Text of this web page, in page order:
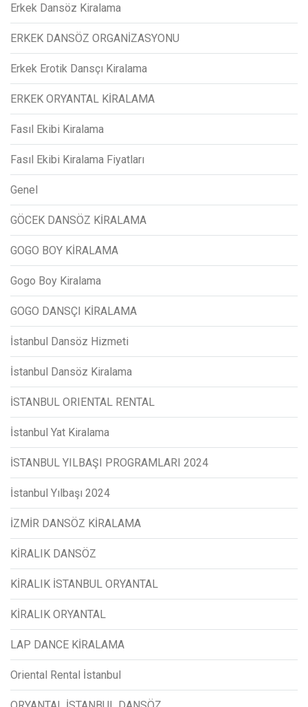
Erkek Dansöz Kiralama
ERKEK DANSÖZ ORGANİZASYONU
Erkek Erotik Dansçı Kiralama
ERKEK ORYANTAL KİRALAMA
Fasıl Ekibi Kiralama
Fasıl Ekibi Kiralama Fiyatları
Genel
GÖCEK DANSÖZ KİRALAMA
GOGO BOY KİRALAMA
Gogo Boy Kiralama
GOGO DANSÇI KİRALAMA
İstanbul Dansöz Hizmeti
İstanbul Dansöz Kiralama
İSTANBUL ORIENTAL RENTAL
İstanbul Yat Kiralama
İSTANBUL YILBAŞI PROGRAMLARI 2024
İstanbul Yılbaşı 2024
İZMİR DANSÖZ KİRALAMA
KİRALIK DANSÖZ
KİRALIK İSTANBUL ORYANTAL
KİRALIK ORYANTAL
LAP DANCE KİRALAMA
Oriental Rental İstanbul